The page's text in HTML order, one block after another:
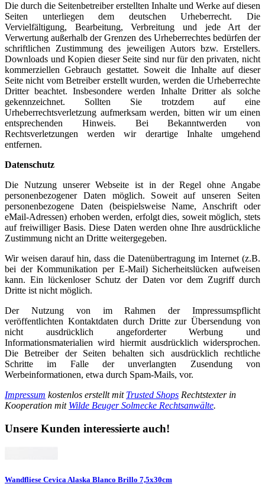
Die durch die Seitenbetreiber erstellten Inhalte und Werke auf diesen
Seiten unterliegen dem deutschen Urheberrecht. Die
Vervielfältigung, Bearbeitung, Verbreitung und jede Art der
Verwertung außerhalb der Grenzen des Urheberrechtes bedürfen der
schriftlichen Zustimmung des jeweiligen Autors bzw. Erstellers.
Downloads und Kopien dieser Seite sind nur für den privaten, nicht
kommerziellen Gebrauch gestattet. Soweit die Inhalte auf dieser
Seite nicht vom Betreiber erstellt wurden, werden die Urheberrechte
Dritter beachtet. Insbesondere werden Inhalte Dritter als solche
gekennzeichnet. Sollten Sie trotzdem auf eine
Urheberrechtsverletzung aufmerksam werden, bitten wir um einen
entsprechenden Hinweis. Bei Bekanntwerden von
Rechtsverletzungen werden wir derartige Inhalte umgehend
entfernen.
Datenschutz
Die Nutzung unserer Webseite ist in der Regel ohne Angabe
personenbezogener Daten möglich. Soweit auf unseren Seiten
personenbezogene Daten (beispielsweise Name, Anschrift oder
eMail-Adressen) erhoben werden, erfolgt dies, soweit möglich, stets
auf freiwilliger Basis. Diese Daten werden ohne Ihre ausdrückliche
Zustimmung nicht an Dritte weitergegeben.
Wir weisen darauf hin, dass die Datenübertragung im Internet (z.B.
bei der Kommunikation per E-Mail) Sicherheitslücken aufweisen
kann. Ein lückenloser Schutz der Daten vor dem Zugriff durch
Dritte ist nicht möglich.
Der Nutzung von im Rahmen der Impressumspflicht
veröffentlichten Kontaktdaten durch Dritte zur Übersendung von
nicht ausdrücklich angeforderter Werbung und
Informationsmaterialien wird hiermit ausdrücklich widersprochen.
Die Betreiber der Seiten behalten sich ausdrücklich rechtliche
Schritte im Falle der unverlangten Zusendung von
Werbeinformationen, etwa durch Spam-Mails, vor.
Impressum kostenlos erstellt mit Trusted Shops Rechtstexter in
Kooperation mit Wilde Beuger Solmecke Rechtsanwälte.
Unsere Kunden interessierte auch!
Wandfliese Cevica Alaska Blanco Brillo 7,5x30cm